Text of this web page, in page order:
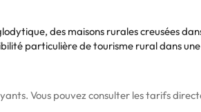
des maisons rurales creusées
particulière de tourisme rural dans
Vous pouvez consulter les tarifs